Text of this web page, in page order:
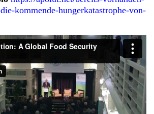
kommende-hungerkatastrophe-von-